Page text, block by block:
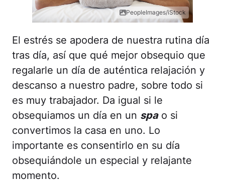
PeopleImages/iStock
El estrés se apodera de nuestra rutina día
tras día, así que qué mejor obsequio que
regalarle un día de auténtica relajación y
descanso a nuestro padre, sobre todo si
es muy trabajador. Da igual si le
obsequiamos un día en un spao si
convertimos la casa en uno. Lo
importante es consentirlo en su día
obsequiándole un especial y relajante
momento.